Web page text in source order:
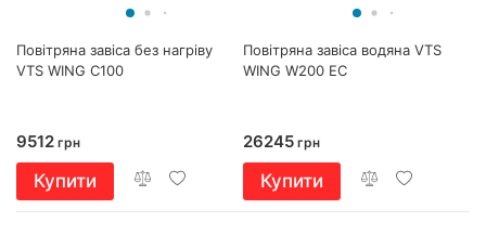
Повітряна завіса без нагріву
VTS WING С100
9512 грн
Купити
Повітряна завіса водяна VTS
WING W200 EC
26245 грн
Купити